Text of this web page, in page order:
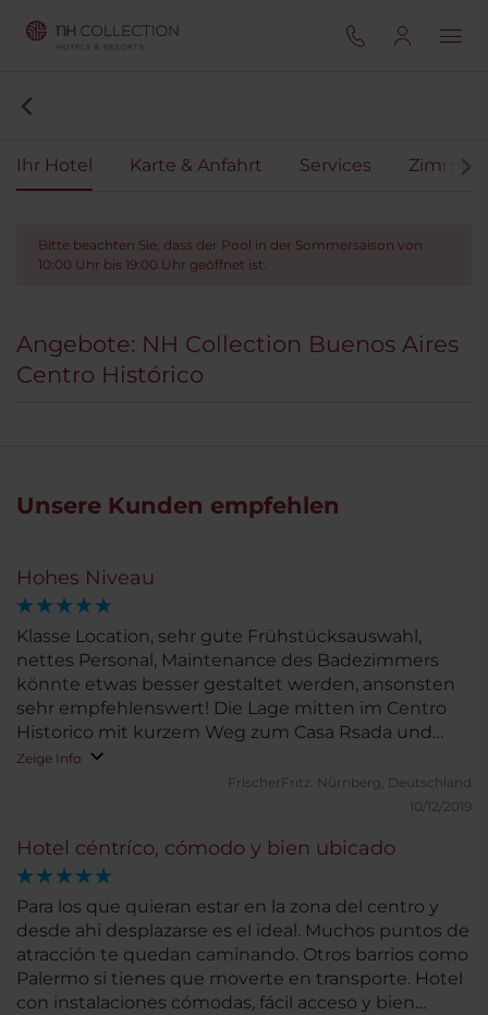
Ihr Hotel Karte & Anfahrt Services Zimmer
Bitte beachten Sie, dass der Pool in der Sommersaison von
10:00 Uhr bis 19:00 Uhr geöffnet ist.
Angebote: NH Collection Buenos Aires
Centro Histórico
Unsere Kunden empfehlen
Hohes Niveau
Klasse Location, sehr gute Frühstücksauswahl,
nettes Personal, Maintenance des Badezimmers
könnte etwas besser gestaltet werden, ansonsten
sehr empfehlenswert! Die Lage mitten im Centro
Historico mit kurzem Weg zum Casa Rsada und
Beginn des Sonntagsmarktes San Thelmo ist
Zeige Info
FrischerFritz. Nürnberg, Deutschland
10/12/2019
Hotel céntríco, cómodo y bien ubicado
Para los que quieran estar en la zona del centro y
desde ahi desplazarse es el ideal. Muchos puntos de
atracción te quedan caminando. Otros barrios como
Palermo si tienes que moverte en transporte. Hotel
con instalaciones cómodas, fácil acceso y bien